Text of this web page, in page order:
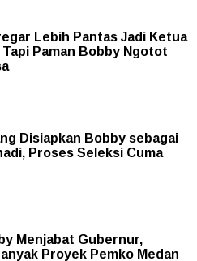
Lebih Pantas Jadi Ketua
Tapi Paman Bobby Ngotot
Disiapkan Bobby sebagai
Proses Seleksi Cuma
Menjabat Gubernur,
Proyek Pemko Medan